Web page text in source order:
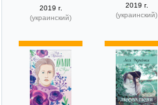
2019 г.
(украинский)
2019 г.
(украинский)